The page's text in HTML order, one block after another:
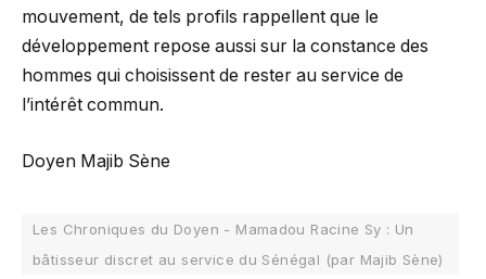
mouvement, de tels profils rappellent que le
développement repose aussi sur la constance des
hommes qui choisissent de rester au service de
l’intérêt commun.
Doyen Majib Sène
Les Chroniques du Doyen - Mamadou Racine Sy : Un
bâtisseur discret au service du Sénégal (par Majib Sène)